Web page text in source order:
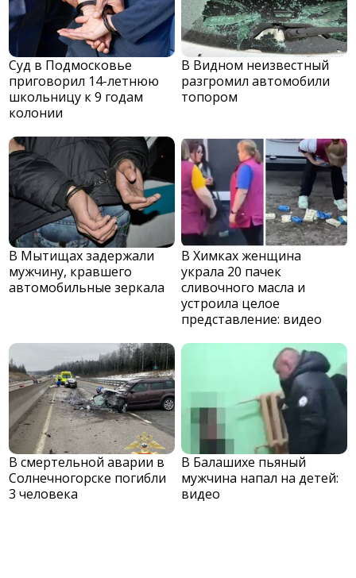
Суд в Подмосковье
приговорил 14-летнюю
школьницу к 9 годам
колонии
В Видном неизвестный
разгромил автомобили
топором
В Мытищах задержали
мужчину, кравшего
автомобильные зеркала
В Химках женщина
украла 20 пачек
сливочного масла и
устроила целое
представление: видео
В смертельной аварии в
Солнечногорске погибли
3 человека
В Балашихе пьяный
мужчина напал на детей:
видео